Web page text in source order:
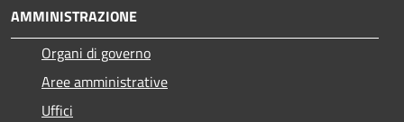
AMMINISTRAZIONE
Organi di governo
Aree amministrative
Uffici